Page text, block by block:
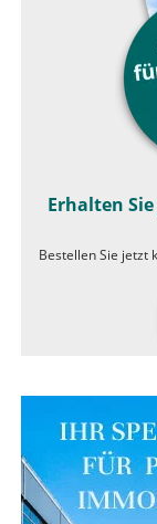
Erhalten
Bestellen Sie jetzt